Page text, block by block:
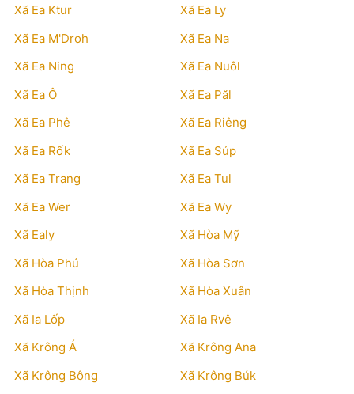
Xã Ea Ktur
Xã Ea Ly
Xã Ea M'Droh
Xã Ea Na
Xã Ea Ning
Xã Ea Nuôl
Xã Ea Ô
Xã Ea Păl
Xã Ea Phê
Xã Ea Riêng
Xã Ea Rốk
Xã Ea Súp
Xã Ea Trang
Xã Ea Tul
Xã Ea Wer
Xã Ea Wy
Xã Ealy
Xã Hòa Mỹ
Xã Hòa Phú
Xã Hòa Sơn
Xã Hòa Thịnh
Xã Hòa Xuân
Xã Ia Lốp
Xã Ia Rvê
Xã Krông Á
Xã Krông Ana
Xã Krông Bông
Xã Krông Búk